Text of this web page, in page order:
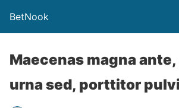
BetNook
Maecenas magna
urna sed, porttitor